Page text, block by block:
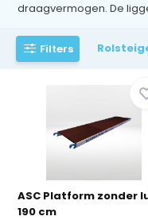
draagvermogen. De
Filters
ASC Platform zonder
190 cm